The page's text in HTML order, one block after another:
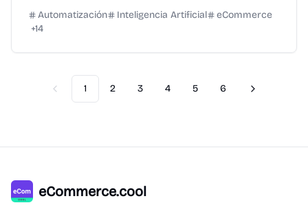
Automatización Inteligencia Artificial
eCommerce
+14
Previous
1 2 3 4 5 6 Next
eCommerce.cool